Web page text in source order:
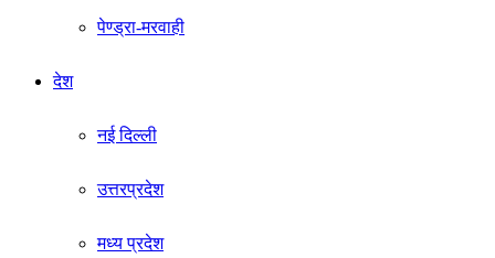
पेण्ड्रा-मरवाही
देश
नई दिल्ली
उत्तरप्रदेश
मध्य प्रदेश